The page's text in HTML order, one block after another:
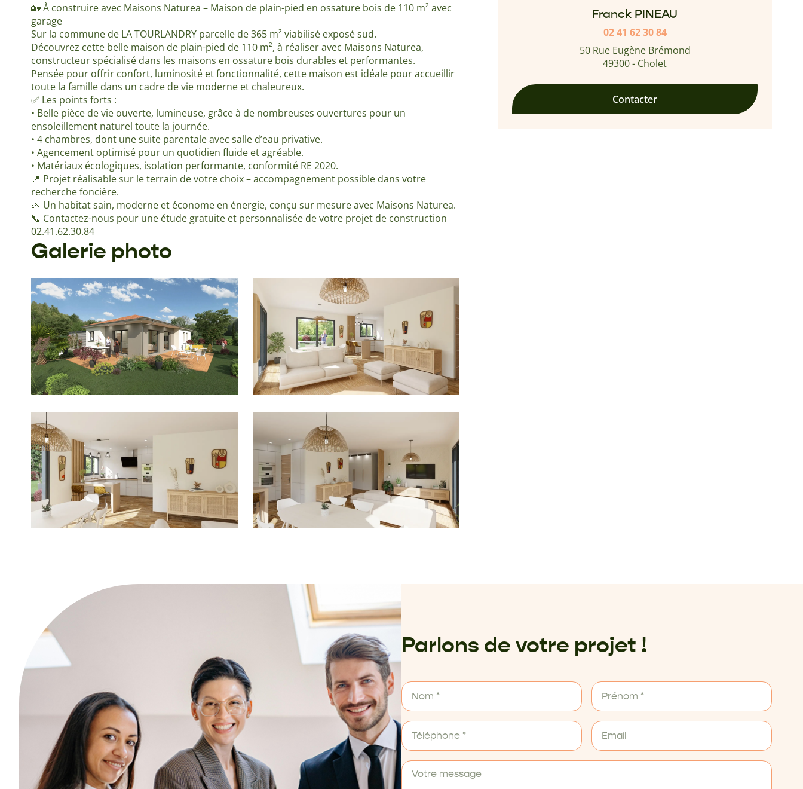
🏡 À construire avec Maisons Naturea – Maison de plain-pied en ossature bois de 110 m² avec
garage
Sur la commune de LA TOURLANDRY parcelle de 365 m² viabilisé exposé sud.
Découvrez cette belle maison de plain-pied de 110 m², à réaliser avec Maisons Naturea,
constructeur spécialisé dans les maisons en ossature bois durables et performantes.
Pensée pour offrir confort, luminosité et fonctionnalité, cette maison est idéale pour accueillir
toute la famille dans un cadre de vie moderne et chaleureux.
✅ Les points forts :
• Belle pièce de vie ouverte, lumineuse, grâce à de nombreuses ouvertures pour un
ensoleillement naturel toute la journée.
• 4 chambres, dont une suite parentale avec salle d’eau privative.
• Agencement optimisé pour un quotidien fluide et agréable.
• Matériaux écologiques, isolation performante, conformité RE 2020.
📍 Projet réalisable sur le terrain de votre choix – accompagnement possible dans votre
recherche foncière.
🌿 Un habitat sain, moderne et économe en énergie, conçu sur mesure avec Maisons Naturea.
📞 Contactez-nous pour une étude gratuite et personnalisée de votre projet de construction
02.41.62.30.84
Galerie photo
Franck PINEAU
02 41 62 30 84
50 Rue Eugène Brémond
49300 - Cholet
Contacter
Parlons de votre projet !